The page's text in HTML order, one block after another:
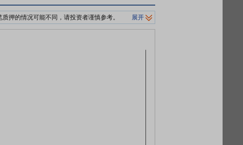
押的情况可能不同，请投资者谨慎参考。
强制平仓价格。
展开